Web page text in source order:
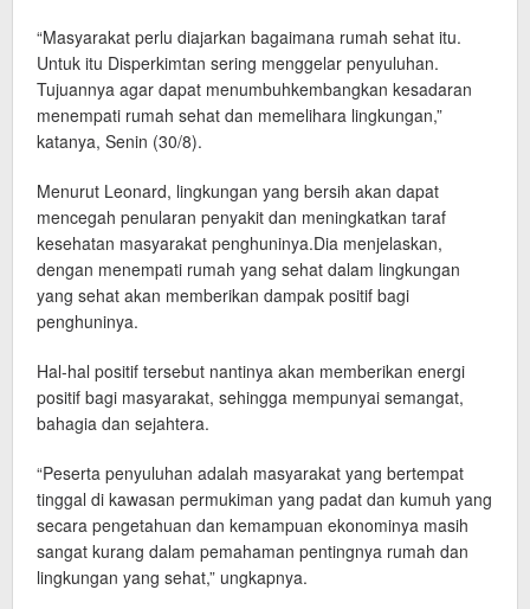
“Masyarakat perlu diajarkan bagaimana rumah sehat itu.
Untuk itu Disperkimtan sering menggelar penyuluhan.
Tujuannya agar dapat menumbuhkembangkan kesadaran
menempati rumah sehat dan memelihara lingkungan,”
katanya, Senin (30/8).
Menurut Leonard, lingkungan yang bersih akan dapat
mencegah penularan penyakit dan meningkatkan taraf
kesehatan masyarakat penghuninya.Dia menjelaskan,
dengan menempati rumah yang sehat dalam lingku­ngan
yang sehat akan memberikan dampak positif bagi
penghuninya.
Hal-hal positif tersebut nantinya akan memberikan energi
positif bagi masyarakat, sehingga mempunyai semangat,
bahagia dan sejahtera.
“Peserta penyuluhan adalah masyarakat yang bertempat
tinggal di kawasan permukiman yang padat dan kumuh yang
secara pengetahuan dan kemampuan ekonominya masih
sangat kurang dalam pemahaman pentingnya rumah dan
lingkungan yang sehat,” ungkapnya.